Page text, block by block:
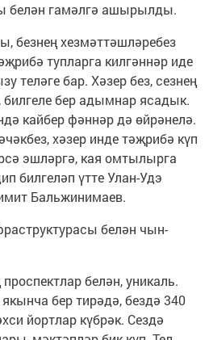
белән гамәлгә ашырылды.
безнең хезмәттәшләребез
тупларга килгәннәр иде
теләге бар. Хәзер без, сезнең
бер адымнар ясадык.
кайбер фәннәр дә өйрәнелә.
хәзер инде тәҗрибә күп
эшләргә, кая омтылырга
билгеләп үтте Улан-Удэ
Бальжинимаев.
белән чын-
белән, уникаль.
бер тирәдә, бездә 340
йортлар күбрәк. Сездә